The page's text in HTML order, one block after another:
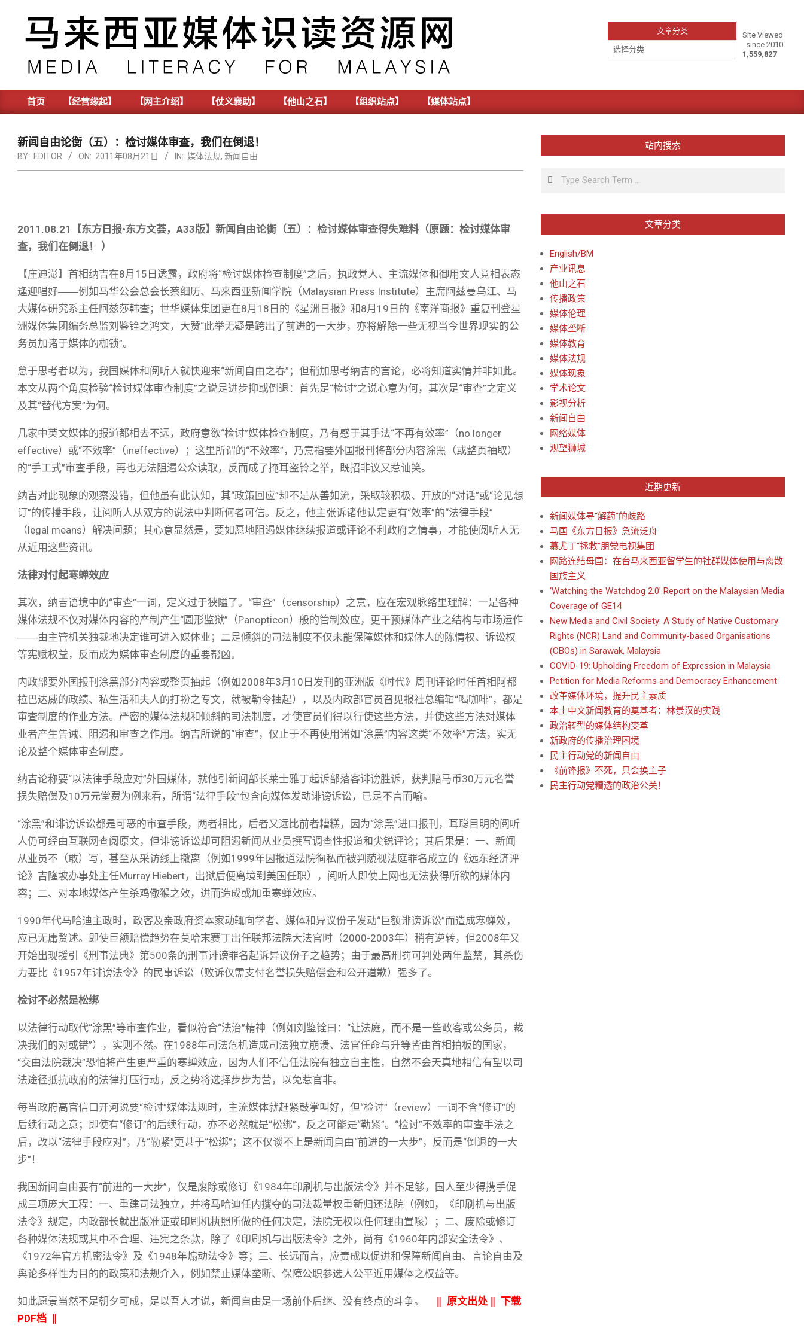
content
文章分类
文
章
Site Viewed
since 2010
1,559,827
Primary
Menu
首页 【经营缘起】 【网主介绍】 【仗义襄助】 【他山之石】 【组织站点】 【媒体站点】
新闻自由论衡（五）：检讨媒体审查，我们在倒退！
BY: EDITOR ON: 2011年08月21日 IN: 媒体法规, 新闻自由
2011.08.21【东方日报•东方文荟，A33版】新闻自由论衡（五）：检讨媒体审查得失难料（原题：检讨媒体审
查，我们在倒退！
）
【庄迪澎】首相纳吉在8月15日透露，政府将“检讨媒体检查制度”之后，执政党人、主流媒体和御用文人竞相表态
逢迎唱好――例如马华公会总会长蔡细历、马来西亚新闻学院（Malaysian Press Institute）主席阿兹曼乌江、马
大媒体研究系主任阿兹莎韩查；世华媒体集团更在8月18日的《星洲日报》和8月19日的《南洋商报》重复刊登星
洲媒体集团编务总监刘鉴铨之鸿文，大赞“此举无疑是跨出了前进的一大步，亦将解除一些无视当今世界现实的公
务员加诸于媒体的枷锁”。
怠于思考者以为，我国媒体和阅听人就快迎来“新闻自由之春”；但稍加思考纳吉的言论，必将知道实情并非如此。
本文从两个角度检验“检讨媒体审查制度”之说是进步抑或倒退：首先是“检讨”之说心意为何，其次是“审查”之定义
及其“替代方案”为何。
几家中英文媒体的报道都相去不远，政府意欲“检讨”媒体检查制度，乃有感于其手法“不再有效率”（no longer
effective）或“不效率”（ineffective）；这里所谓的“不效率”，乃意指要外国报刊将部分内容涂黑（或整页抽取）
的“手工式”审查手段，再也无法阻遏公众读取，反而成了掩耳盗铃之举，既招非议又惹讪笑。
纳吉对此现象的观察没错，但他虽有此认知，其“政策回应”却不是从善如流，采取较积极、开放的“对话”或“论见想
订”的传播手段，让阅听人从双方的说法中判断何者可信。反之，他主张诉诸他认定更有“效率”的“法律手段”
（legal means）解决问题；其心意显然是，要如愿地阻遏媒体继续报道或评论不利政府之情事，才能使阅听人无
从近用这些资讯。
法律对付起寒蝉效应
其次，纳吉语境中的“审查”一词，定义过于狭隘了。“审查”（censorship）之意，应在宏观脉络里理解：一是各种
媒体法规不仅对媒体内容的产制产生“圆形监狱”（Panopticon）般的管制效应，更干预媒体产业之结构与市场运作
――由主管机关独裁地决定谁可进入媒体业；二是倾斜的司法制度不仅未能保障媒体和媒体人的陈情权、诉讼权
等宪赋权益，反而成为媒体审查制度的重要帮凶。
内政部要外国报刊涂黑部分内容或整页抽起（例如2008年3月10日发刊的亚洲版《时代》周刊评论时任首相阿都
拉巴达威的政绩、私生活和夫人的打扮之专文，就被勒令抽起），以及内政部官员召见报社总编辑“喝咖啡”，都是
审查制度的作业方法。严密的媒体法规和倾斜的司法制度，才使官员们得以行使这些方法，并使这些方法对媒体
业者产生告诫、阻遏和审查之作用。纳吉所说的“审查”，仅止于不再使用诸如“涂黑”内容这类“不效率”方法，实无
论及整个媒体审查制度。
纳吉论称要“以法律手段应对”外国媒体，就他引新闻部长莱士雅丁起诉部落客诽谤胜诉，获判赔马币30万元名誉
损失赔偿及10万元堂费为例来看，所谓“法律手段”包含向媒体发动诽谤诉讼，已是不言而喻。
“涂黑”和诽谤诉讼都是可恶的审查手段，两者相比，后者又远比前者糟糕，因为“涂黑”进口报刊，耳聪目明的阅听
人仍可经由互联网查阅原文，但诽谤诉讼却可阻遏新闻从业员撰写调查性报道和尖锐评论；其后果是：一、新闻
从业员不（敢）写，甚至从采访线上撤离（例如1999年因报道法院徇私而被判藐视法庭罪名成立的《远东经济评
论》吉隆坡办事处主任Murray Hiebert，出狱后便离境到美国任职），阅听人即使上网也无法获得所欲的媒体内
容；二、对本地媒体产生杀鸡儆猴之效，进而造成或加重寒蝉效应。
1990年代马哈迪主政时，政客及亲政府资本家动辄向学者、媒体和异议份子发动“巨额诽谤诉讼”而造成寒蝉效，
应已无庸赘述。即使巨额赔偿趋势在莫哈末赛丁出任联邦法院大法官时（2000-2003年）稍有逆转，但2008年又
开始出现援引《刑事法典》第500条的刑事诽谤罪名起诉异议份子之趋势；由于最高刑罚可判处两年监禁，其杀伤
力要比《1957年诽谤法令》的民事诉讼（败诉仅需支付名誉损失赔偿金和公开道歉）强多了。
检讨不必然是松绑
以法律行动取代“涂黑”等审查作业，看似符合“法治”精神（例如刘鉴铨曰：“让法庭，而不是一些政客或公务员，裁
决我们的对或错”），实则不然。在1988年司法危机造成司法独立崩溃、法官任命与升等皆由首相拍板的国家，
“交由法院裁决”恐怕将产生更严重的寒蝉效应，因为人们不信任法院有独立自主性，自然不会天真地相信有望以司
法途径抵抗政府的法律打压行动，反之势将选择步步为营，以免惹官非。
每当政府高官信口开河说要“检讨”媒体法规时，主流媒体就赶紧鼓掌叫好，但“检讨”（review）一词不含“修订”的
后续行动之意；即使有“修订”的后续行动，亦不必然就是“松绑”，反之可能是“勒紧”。“检讨”不效率的审查手法之
后，改以“法律手段应对”，乃“勒紧”更甚于“松绑”；这不仅谈不上是新闻自由“前进的一大步”，反而是“倒退的一大
步”！
我国新闻自由要有“前进的一大步”，仅是废除或修订《1984年印刷机与出版法令》并不足够，国人至少得携手促
成三项庞大工程：一、重建司法独立，并将马哈迪任内攫夺的司法裁量权重新归还法院（例如，《印刷机与出版
法令》规定，内政部长就出版准证或印刷机执照所做的任何决定，法院无权以任何理由置喙）；二、废除或修订
各种媒体法规或其中不合理、违宪之条款，除了《印刷机与出版法令》之外，尚有《1960年内部安全法令》、
《1972年官方机密法令》及《1948年煽动法令》等；三、长远而言，应责成以促进和保障新闻自由、言论自由及
舆论多样性为目的的政策和法规介入，例如禁止媒体垄断、保障公职参选人公平近用媒体之权益等。
如此愿景当然不是朝夕可成，是以吾人才说，新闻自由是一场前仆后继、没有终点的斗争。 原文出处‖ 下载
PDF档
站内搜索
文章分类
English/BM
产业讯息
他山之石
传播政策
媒体伦理
媒体垄断
媒体教育
媒体法规
媒体现象
学术论文
影视分析
新闻自由
网络媒体
观望狮城
近期更新
新闻媒体寻“解药”的歧路
马国《东方日报》急流泛舟
慕尤丁“拯救”朋党电视集团
网路连结母国：在台马来西亚留学生的社群媒体使用与离散
国族主义
‘Watching the Watchdog 2.0’ Report on the Malaysian Media
Coverage of GE14
New Media and Civil Society: A Study of Native Customary
Rights (NCR) Land and Community-based Organisations
(CBOs) in Sarawak, Malaysia
COVID-19: Upholding Freedom of Expression in Malaysia
Petition for Media Reforms and Democracy Enhancement
改革媒体环境，提升民主素质
本土中文新闻教育的奠基者：林景汉的实践
政治转型的媒体结构变革
新政府的传播治理困境
民主行动党的新闻自由
《前锋报》不死，只会换主子
民主行动党糟透的政治公关！